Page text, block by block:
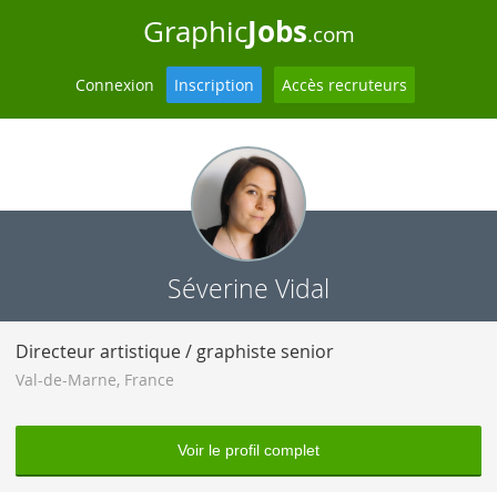
GraphicJobs.com
Connexion Inscription Accès recruteurs
Séverine Vidal
Directeur artistique / graphiste senior
Val-de-Marne, France
Voir le profil complet